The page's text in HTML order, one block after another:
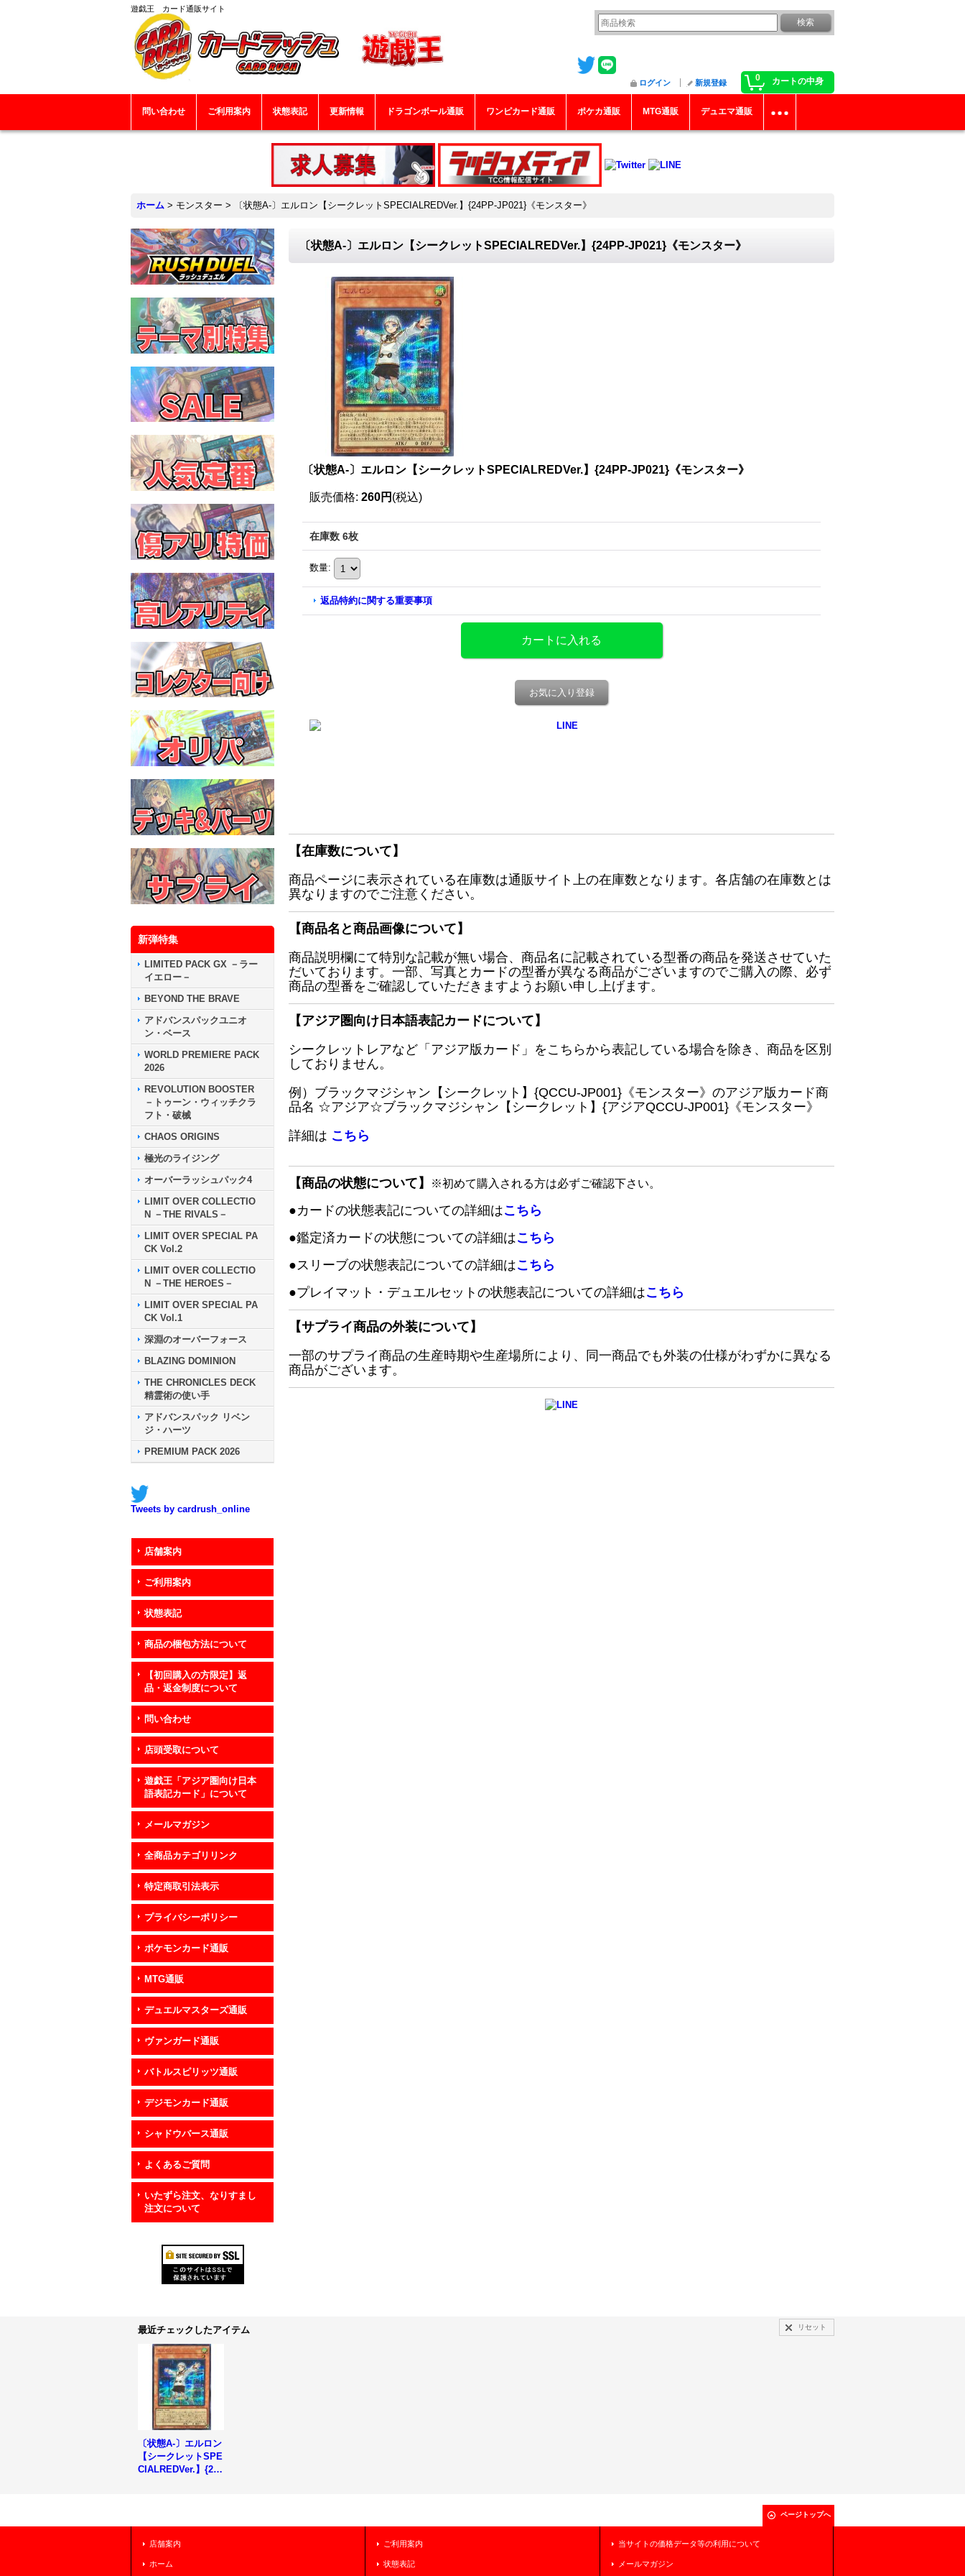
遊戯王 カード通販サイト
0 カートの中身
ログイン 新規登録
問い合わせ ご利用案内 状態表記 更新情報 ドラゴンボール通販 ワンピカード通販 ポケカ通販 MTG通販 デュエマ通販
ホーム > モンスター > 〔状態A-〕エルロン【シークレットSPECIALREDVer.】{24PP-JP021}《モンスター》
新弾特集
LIMITED PACK GX －ラー
イエロー－
BEYOND THE BRAVE
アドバンスパックユニオ
ン・ベース
WORLD PREMIERE PACK
2026
REVOLUTION BOOSTER
－トゥーン・ウィッチクラ
フト・破械
CHAOS ORIGINS
極光のライジング
オーバーラッシュパック4
LIMIT OVER COLLECTIO
N －THE RIVALS－
LIMIT OVER SPECIAL PA
CK Vol.2
LIMIT OVER COLLECTIO
N －THE HEROES－
LIMIT OVER SPECIAL PA
CK Vol.1
深淵のオーバーフォース
BLAZING DOMINION
THE CHRONICLES DECK
精霊術の使い手
アドバンスパック リベン
ジ・ハーツ
PREMIUM PACK 2026
Tweets by cardrush_online
店舗案内
ご利用案内
状態表記
商品の梱包方法について
【初回購入の方限定】返
品・返金制度について
問い合わせ
店頭受取について
遊戯王「アジア圏向け日本
語表記カード」について
メールマガジン
全商品カテゴリリンク
特定商取引法表示
プライバシーポリシー
ポケモンカード通販
MTG通販
デュエルマスターズ通販
ヴァンガード通販
バトルスピリッツ通販
デジモンカード通販
シャドウバース通販
よくあるご質問
いたずら注文、なりすまし
注文について
〔状態A-〕エルロン【シークレットSPECIALREDVer.】{24PP-JP021}《モンスター》
〔状態A-〕エルロン【シークレットSPECIALREDVer.】{24PP-JP021}《モンスター》
販売価格: 260円 (税込)
在庫数 6枚
数量:
返品特約に関する重要事項
お気に入り登録
【在庫数について】
商品ページに表示されている在庫数は通販サイト上の在庫数となります。各店舗の在庫数とは
異なりますのでご注意ください。
【商品名と商品画像について】
商品説明欄にて特別な記載が無い場合、商品名に記載されている型番の商品を発送させていた
だいております。一部、写真とカードの型番が異なる商品がございますのでご購入の際、必ず
商品の型番をご確認していただきますようお願い申し上げます。
【アジア圏向け日本語表記カードについて】
シークレットレアなど「アジア版カード」をこちらから表記している場合を除き、商品を区別
しておりません。
例）ブラックマジシャン【シークレット】{QCCU-JP001}《モンスター》のアジア版カード商
品名 ☆アジア☆ブラックマジシャン【シークレット】{アジアQCCU-JP001}《モンスター》
詳細は こちら
【商品の状態について】 ※初めて購入される方は必ずご確認下さい。
●カードの状態表記についての詳細はこちら
●鑑定済カードの状態についての詳細はこちら
●スリーブの状態表記についての詳細はこちら
●プレイマット・デュエルセットの状態表記についての詳細はこちら
【サプライ商品の外装について】
一部のサプライ商品の生産時期や生産場所により、同一商品でも外装の仕様がわずかに異なる
商品がございます。
最近チェックしたアイテム リセット
〔状態A-〕エルロン
【シークレットSPE
CIALREDVer.】{24
ページトップへ
店舗案内
ホーム
ご利用案内
状態表記
当サイトの価格データ等の利用について
メールマガジン